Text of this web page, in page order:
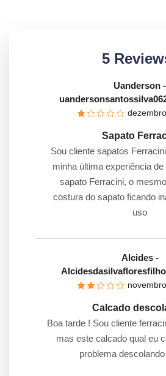
5
Uanderson -
Sapato
Sou cliente sapatos
minha última experiência
sapato Ferracini, o
costura do sapato ficando
uso
Alcides -
Calcado
Boa tarde ! Sou cliente
mas este calcado qual eu
problema